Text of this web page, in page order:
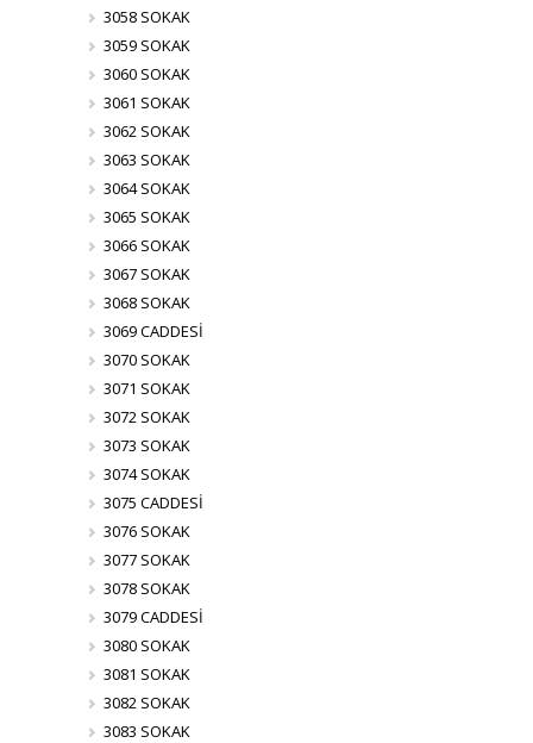
3058 SOKAK
3059 SOKAK
3060 SOKAK
3061 SOKAK
3062 SOKAK
3063 SOKAK
3064 SOKAK
3065 SOKAK
3066 SOKAK
3067 SOKAK
3068 SOKAK
3069 CADDESİ
3070 SOKAK
3071 SOKAK
3072 SOKAK
3073 SOKAK
3074 SOKAK
3075 CADDESİ
3076 SOKAK
3077 SOKAK
3078 SOKAK
3079 CADDESİ
3080 SOKAK
3081 SOKAK
3082 SOKAK
3083 SOKAK